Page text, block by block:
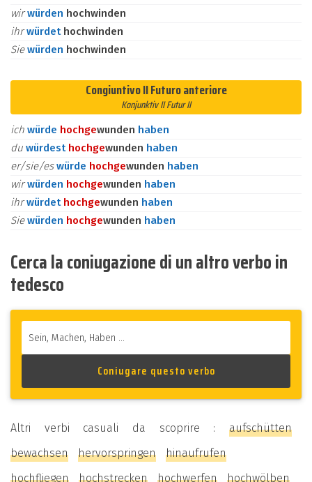
wirwürden hochwinden
ihrwürdet hochwinden
Siewürden hochwinden
Congiuntivo II Futuro anteriore
Konjunktiv II Futur II
ich würde hochgewunden haben
du würdest hochgewunden haben
er/sie/eswürde hochgewunden haben
wirwürden hochgewunden haben
ihrwürdet hochgewunden haben
Siewürden hochgewunden haben
Cerca la coniugazione di un altro verbo in
tedesco
Altri verbi casuali da scoprire : aufschütten
bewachsen
hervorspringen
hinaufrufen
hochfliegen
hochstrecken hochwerfen hochwölben